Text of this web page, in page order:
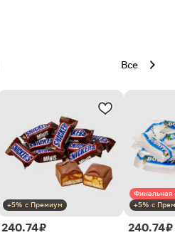
Все
+5% с Премиум
240.74 ₽
Финальная
+5% с
240.74 ₽